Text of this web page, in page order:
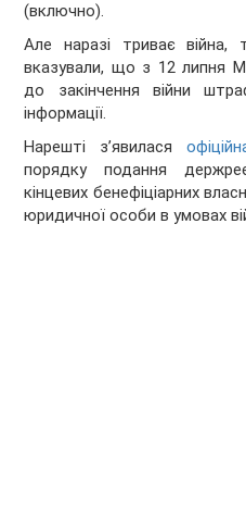
(включно).
Але наразі триває
вказували, що з 12 липня
до закінчення війни
інформації.
Нарешті зʼявилася
порядку подання
кінцевих бенефіціарних
юридичної особи в умовах